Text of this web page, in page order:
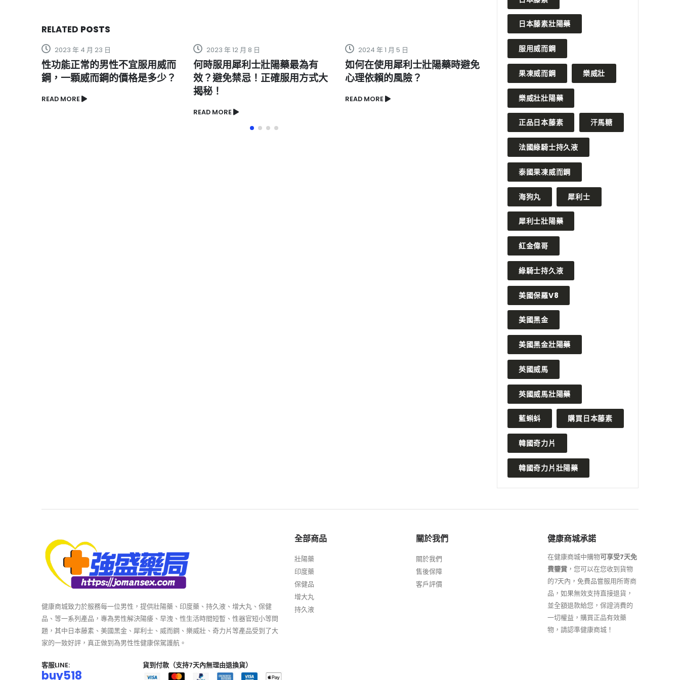
RELATED POSTS
2023 年 4 月 23 日
性功能正常的男性不宜服用威而
鋼，一顆威而鋼的價格是多少？
READ MORE
2023 年 12 月 8 日
何時服用犀利士壯陽藥最為有
效？避免禁忌！正確服用方式大
揭秘！
READ MORE
2024 年 1 月 5 日
如何在使用犀利士壯陽藥時避免
心理依賴的風險？
READ MORE
2024 年 7 月 29 日
如何評價韓國奇力片的效果與副
作用？真實用戶反饋揭示了什
麼？
READ MORE
日本藤素壯陽藥
服用威而鋼
果凍威而鋼 樂威壯
樂威壯壯陽藥
正品日本藤素 汗馬糖
法國綠騎士持久液
泰國果凍威而鋼
海狗丸 犀利士
犀利士壯陽藥
紅金偉哥
綠騎士持久液
美國保羅V8
美國黑金
美國黑金壯陽藥
英國威馬
英國威馬壯陽藥
藍蝌蚪 購買日本藤素
韓國奇力片
韓國奇力片壯陽藥
健康商城致力於服務每一位男性，提供壯陽藥、印度藥、持久液、增大丸、保健
品、等一系列產品，專為男性解決陽痿、早洩、性生活時間短暫、性器官短小等問
題，其中日本藤素、美國黑金、犀利士、威而鋼、樂威壯、奇力片等產品受到了大
家的一致好評，真正做到為男性性健康保駕護航。
客服LINE:
buy518
貨到付款（支持7天內無理由退換貨）
全部商品
壯陽藥
印度藥
保健品
增大丸
持久液
關於我們
關於我們
售後保障
客戶評價
健康商城承諾
在健康商城中購物可享受7天免
費鑒賞 ，您可以在您收到貨物
的7天內，免費品嘗服用所寄商
品，如果無效支持直接退貨，
並全額退款給您，保證消費的
一切權益，購買正品有效藥
物，請認準健康商城！